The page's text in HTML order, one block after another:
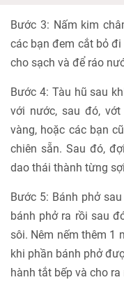
Bước 3: Nấm kim
các bạn đem cắt bỏ
cho sạch và để ráo
Bước 4: Tàu hũ sau
với nước, sau đó,
vàng, hoặc các bạn
chiên sẵn. Sau đó,
dao thái thành từng
Bước 5: Bánh phở
bánh phở ra rồi sau
sôi. Nêm nếm thêm 1
khi phần bánh phở
hành tắt bếp và cho ra